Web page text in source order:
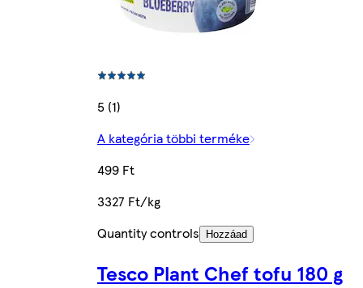
5 (1)
A kategória többi terméke
499 Ft
3327 Ft/kg
Quantity controls
Hozzáad
Tesco Plant Chef tofu 180 g